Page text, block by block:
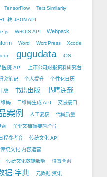
TensorFlow Text Similarity
转 JSON API
WHOIS API Webpack
Word WordPress Xcode
gugudata iOS
医院 API 上市公司财报资料研究台
究笔记 个人提升 个性化日历
版 书籍出版 书籍连载
维码 二维码生成 API 交易接口
案例 人工复核 代码质量
索 企业文档摘要翻译台
程参考台 传统文化 API
传统文化-内容运营
传统文化数据服务 位置查询
据-字典 元数据-资讯